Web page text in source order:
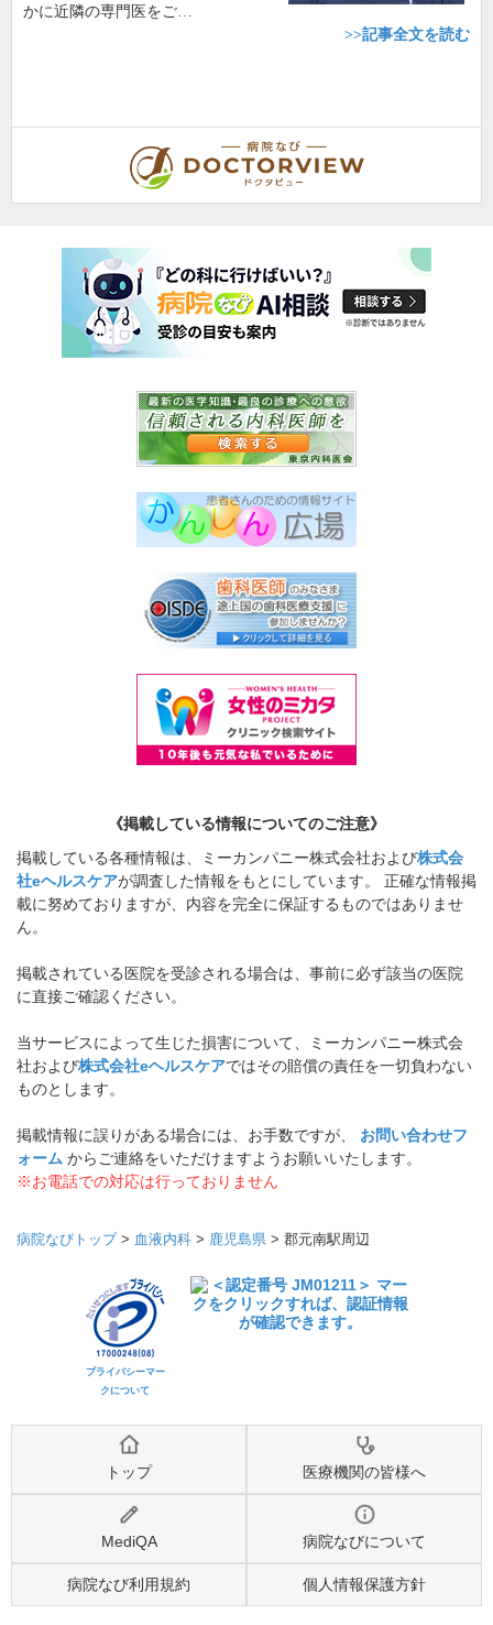
かに近隣の専門医をご…
>>記事全文を読む
《掲載している情報についてのご注意》
掲載している各種情報は、ミーカンパニー株式会社および株式会
社eヘルスケアが調査した情報をもとにしています。 正確な情報掲
載に努めておりますが、内容を完全に保証するものではありませ
ん。
掲載されている医院を受診される場合は、事前に必ず該当の医院
に直接ご確認ください。
当サービスによって生じた損害について、ミーカンパニー株式会
社および株式会社eヘルスケアではその賠償の責任を一切負わない
ものとします。
掲載情報に誤りがある場合には、お手数ですが、 お問い合わせフ
ォーム からご連絡をいただけますようお願いいたします。
※お電話での対応は行っておりません
病院なびトップ> 血液内科 > 鹿児島県 > 郡元南駅周辺
プライバシーマー
クについて
トップ 医療機関の皆様へ
MediQA 病院なびについて
病院なび利用規約 個人情報保護方針